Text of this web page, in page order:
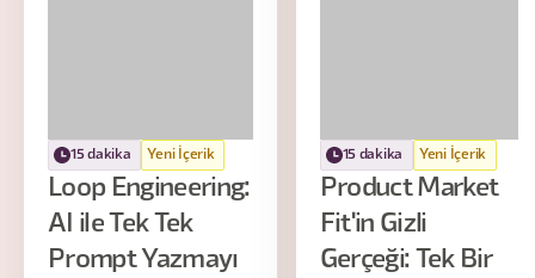
15 dakika Yeni İçerik
Loop Engineering:
AI ile Tek Tek
Prompt Yazmayı
15 dakika Yeni İçerik
Product Market
Fit'in Gizli
Gerçeği: Tek Bir